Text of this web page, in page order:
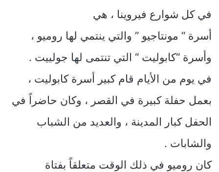
في كل شوارع فيروينا ، هي
أسرة “ مونتاجيو ” والتي ينتمي لها روميو ،
وأسرة “كابوليت “ التي تنتمى لها جولييت .
في يوم من الأيام قام كبير أسرة كابوليت ،
بعمل حفلة كبيرة في القصر ، وكان حاضراً في
الحفل كبار المدينة ، والعديد من الشباب
والشابات .
كان روميو في ذلك الوقت متعلقاً بفتاة